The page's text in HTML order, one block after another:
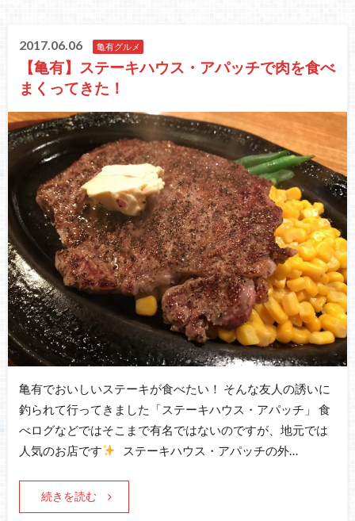
2017.06.06 亀有グルメ
【亀有】ステーキハウス・アパッチで肉を食べ
まくってきた！
亀有でおいしいステーキが食べたい！ そんな友人の誘いに
釣られて行ってきました「ステーキハウス・アパッチ」 食
べログなどではそこまで有名ではないのですが、地元では
人気のお店です
ステーキハウス・アパッチの外…
続きを読む